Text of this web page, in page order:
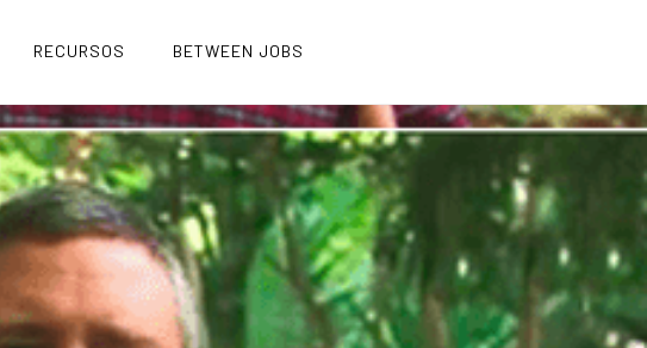
RECURSOS BETWEEN JOBS